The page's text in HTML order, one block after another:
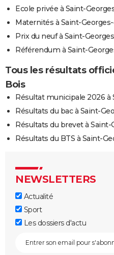
Ecole privée à Saint-
Maternités à Saint-
Prix du neuf à Saint-
Référendum à Saint-
Tous les résultats
Bois
Résultat municipale 2026 à
Résultats du bac à Saint-
Résultats du brevet à Saint-
Résultats du BTS à Saint-
NEWSLETTERS
Actualité
Sport
Les dossiers d'actu